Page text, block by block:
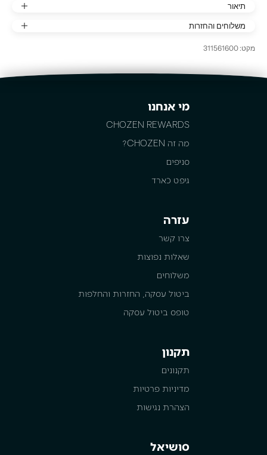
תיאור
משלוחים והחזרות
מקט: 311561600
מי אנחנו
CHOZEN REWARDS
מה זה CHOZEN?
סניפים
גיפט כארד
עזרה
צרו קשר
שאלות נפוצות
משלוחים
ביטול עסקה, החזרות והחלפות
טופס ביטול עסקה
תקנון
תקנונים
מדיניות פרטיות
הצהרת נגישות
סושיאל